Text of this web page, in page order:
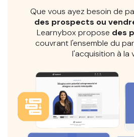
Que vous ayez besoin de
des prospects ou
Learnybox propose des
couvrant l'ensemble du
l'acquisition à la